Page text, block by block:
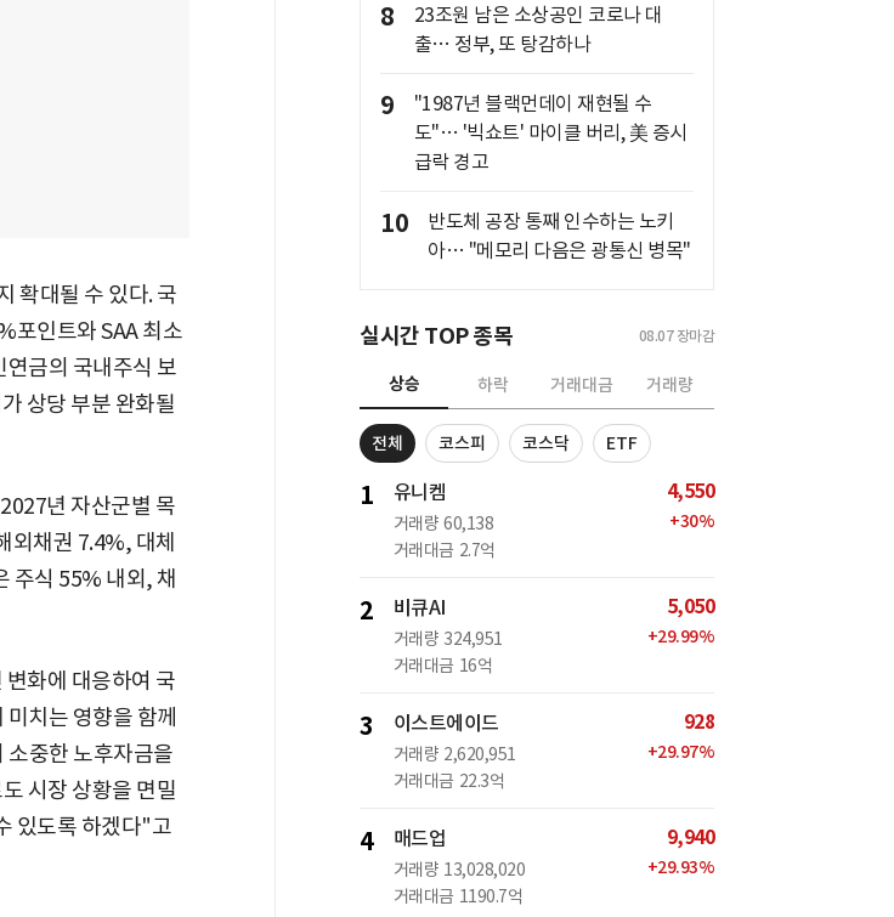
확대될 수 있다. 국
포인트와 SAA 최소
금의 국내주식 보
상당 부분 완화될
년 자산군별 목
채권 7.4%, 대체
주식 55% 내외, 채
화에 대응하여 국
치는 영향을 함께
중한 노후자금을
시장 상황을 면밀
있도록 하겠다"고
8
23조원 남은 소상공인 코로나 대
출… 정부, 또 탕감하나
9
"1987년 블랙먼데이 재현될 수
도"… '빅쇼트' 마이클 버리, 美 증시
급락 경고
10
반도체 공장 통째 인수하는 노키
아… "메모리 다음은 광통신 병목"
실시간 TOP 종목 08.07 장마감
상승 하락 거래대금 거래량
전체 코스피 코스닥 ETF
1 유니켐
거래량 60,138
거래대금 2.7억
4,550
+30%
2 비큐AI
거래량 324,951
거래대금 16억
5,050
+29.99%
3 이스트에이드
거래량 2,620,951
거래대금 22.3억
928
+29.97%
4 매드업
거래량 13,028,020
거래대금 1190.7억
9,940
+29.93%